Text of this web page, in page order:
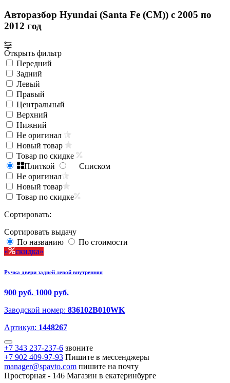
Авторазбор Hyundai (Santa Fe (CM)) с 2005 по
2012 год
Открыть фильтр
Передний
Задний
Левый
Правый
Центральный
Верхний
Нижний
Не оригинал
Новый товар
Товар по скидке
Плиткой
Списком
Не оригинал
Новый товар
Товар по скидке
Сортировать:
Сортировать выдачу
По названию
По стоимости
скидка
Ручка двери задней левой внутренняя
900 руб. 1000 руб.
Заводской номер: 836102B010WK
Артикул: 1448267
+7 343 237-237-6 звоните
+7 902 409-97-93 Пишите в мессенджеры
manager@spavto.com пишите на почту
Просторная - 146 Магазин в екатеринбурге